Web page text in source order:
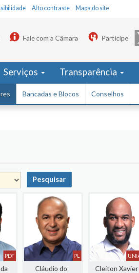
Alto contraste Mapa do site
Fale com a Câmara Participe
Bancadas e Blocos Conselhos
Serviços Transparência
Pesquisar
PDT PL
Cláudio do
Cleiton Xavier